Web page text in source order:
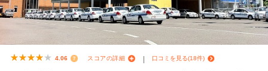
★★★★★
★★★★★ 4.06 スコアの詳細 口コミを見る(18件)